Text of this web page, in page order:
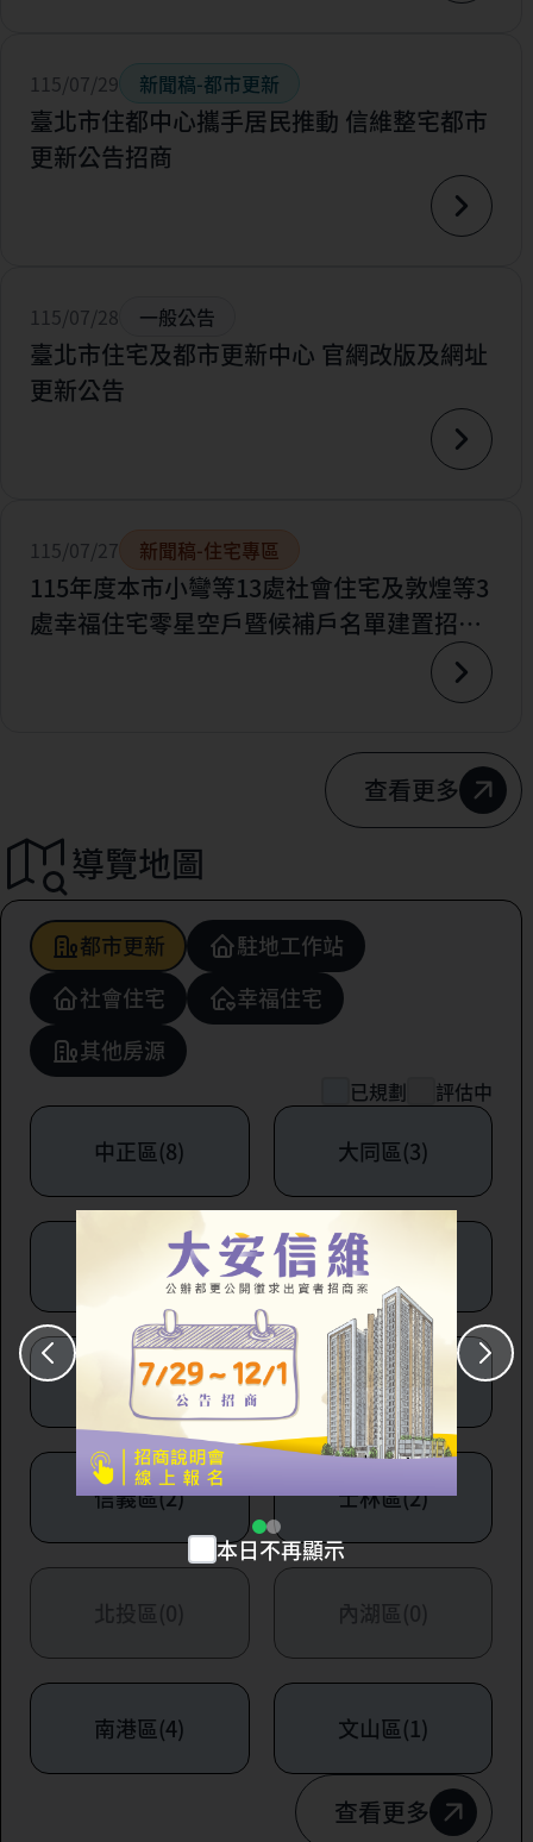
115/07/29 新聞稿-都市更新
臺北市住都中心攜手居民推動 信維整宅都市
更新公告招商
115/07/28 一般公告
臺北市住宅及都市更新中心 官網改版及網址
更新公告
115/07/27 新聞稿-住宅專區
115年度本市小彎等13處社會住宅及敦煌等3
處幸福住宅零星空戶暨候補戶名單建置招租
查看更多
導覽地圖
都市更新
駐地工作站
社會住宅
幸福住宅
其他房源
已規劃 評估中
中正區(8) 大同區(3)
中山區(6) 松山區(1)
大安區(7) 萬華區(1)
信義區(2) 士林區(2)
北投區(0) 內湖區(0)
南港區(4) 文山區(1)
查看更多
本日不再顯示